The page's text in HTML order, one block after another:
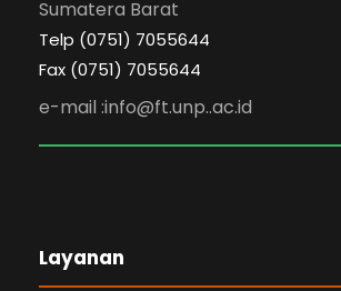
Sumatera Barat
Telp (0751) 7055644
Fax (0751) 7055644
e-mail :info@ft.unp..ac.id
Layanan